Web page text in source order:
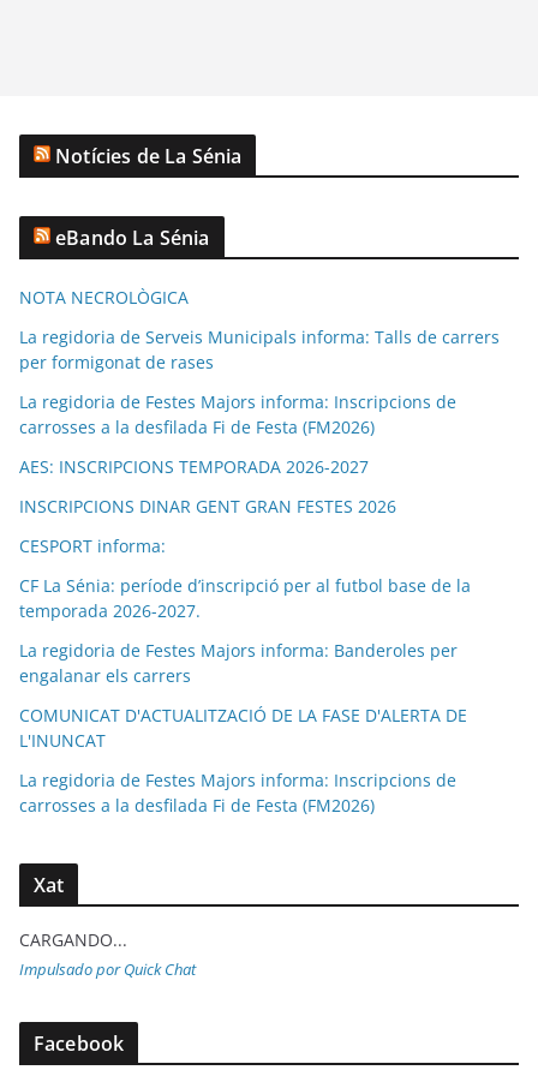
Notícies de La Sénia
eBando La Sénia
NOTA NECROLÒGICA
La regidoria de Serveis Municipals informa: Talls de carrers
per formigonat de rases
La regidoria de Festes Majors informa: Inscripcions de
carrosses a la desfilada Fi de Festa (FM2026)
AES: INSCRIPCIONS TEMPORADA 2026-2027
INSCRIPCIONS DINAR GENT GRAN FESTES 2026
CESPORT informa:
CF La Sénia: període d’inscripció per al futbol base de la
temporada 2026-2027.
La regidoria de Festes Majors informa: Banderoles per
engalanar els carrers
COMUNICAT D'ACTUALITZACIÓ DE LA FASE D'ALERTA DE
L'INUNCAT
La regidoria de Festes Majors informa: Inscripcions de
carrosses a la desfilada Fi de Festa (FM2026)
Xat
CARGANDO...
Impulsado por Quick Chat
Facebook